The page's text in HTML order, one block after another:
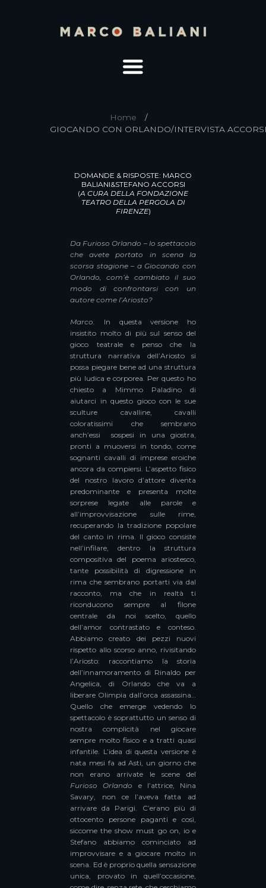
Home
GIOCANDO CON ORLANDO/INTERVISTA
DOMANDE & RISPOSTE: MARCO
BALIANI&STEFANO ACCORSI
(A CURA DELLA FONDAZIONE
TEATRO DELLA PERGOLA DI
FIRENZE)
Da Furioso Orlando – lo spettacolo
che avete portato in scena la
scorsa stagione – a Giocando con
Orlando, com’è cambiato il suo
modo di confrontarsi con un
autore come l’Ariosto?
Marco. In questa versione ho
insistito molto di più sul senso del
gioco teatrale e penso che la
struttura narrativa dell’Ariosto si
possa piegare bene ad una struttura
più ludica e corporea. Per questo ho
chiesto a Mimmo Paladino di
aiutarci in questo gioco con le sue
sculture cavalline, cavalli
coloratissimi che sembrano
anch’essi sospesi in una giostra,
pronti a muoversi in tondo, come
sognanti cavalli di imprese eroiche
ancora da compiersi. L’aspetto fisico
del nostro lavoro d’attore diventa
predominante e presenta molte
sorprese legate alle parole e
all’improvvisazione sulle rime,
recuperando la tradizione popolare
del canto in rima. Il gioco consiste
nell’infilare, dentro la struttura
compositiva del poema ariostesco,
tante possibilità di digressione in
rima che sembrano portarti via dal
racconto, ma che in realtà ti
riconducono sempre al filone
centrale da noi scelto, quello
dell’amor contrastato e conteso.
Abbiamo creato dei pezzi nuovi
rispetto allo scorso anno, rivisitando
l’Ariosto: raccontiamo la storia
dell’innamoramento di Rinaldo per
Angelica, di Orlando che va a
liberare Olimpia dall’orca assassina…
Quello che emerge vedendo lo
spettacolo è soprattutto un senso di
nostra complicità nel giocare
sempre molto fisico e a tratti quasi
infantile. L’idea di questa versione è
nata mesi fa ad Asti, un giorno che
non erano arrivate le scene del
Furioso Orlando e l’attrice, Nina
Savary, non ce l’aveva fatta ad
arrivare da Parigi. C’erano più di
ottocento persone paganti e così,
siccome the show must go on, io e
Stefano abbiamo cominciato ad
improvvisare e a giocare molto in
scena. Ed è proprio quella sensazione
unica, provato in quell’occasione,